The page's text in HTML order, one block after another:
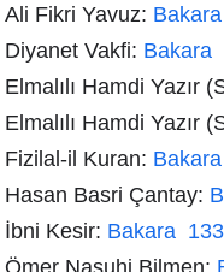
Ali Fikri Yavuz:
Diyanet Vakfi: Bakara
Elmalılı Hamdi Yazır
Elmalılı Hamdi Yazır
Fizilal-il Kuran:
Hasan Basri Çantay:
İbni Kesir: Bakara 133